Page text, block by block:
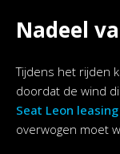
Nadeel
Tijdens het rijden
doordat de wind
Seat Leon leasing
overwogen moet